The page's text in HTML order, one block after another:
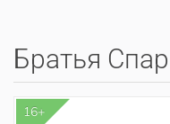
Братья
16+